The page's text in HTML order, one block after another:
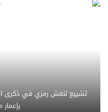
تشييع لنعش رمزي في ذكرى
بإعمار